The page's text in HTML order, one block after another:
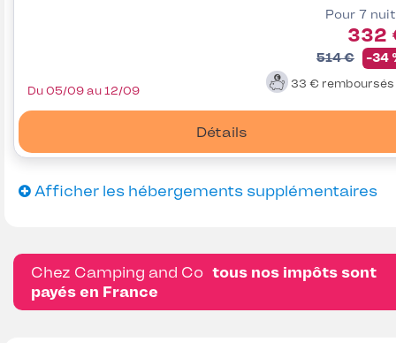
Pour 7
332
514 € -34
33 € remboursés
Détails
Du 05/09 au 12/09
Afficher les hébergements supplémentaires
Chez Camping and Co tous nos impôts sont
payés en France